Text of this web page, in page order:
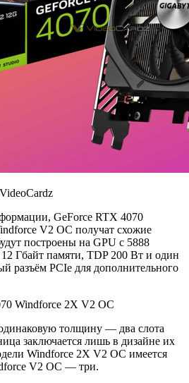
GeForce RTX 4070
V2 OC получат схожие
построены на GPU с 5888
Гбайт памяти, TDP 200 Вт и один
разъём PCIe для дополнительного
Windforce 2X V2 OC
толщину — два слота
заключается лишь в дизайне их
Windforce 2X V2 OC имеется
V2 OC — три.